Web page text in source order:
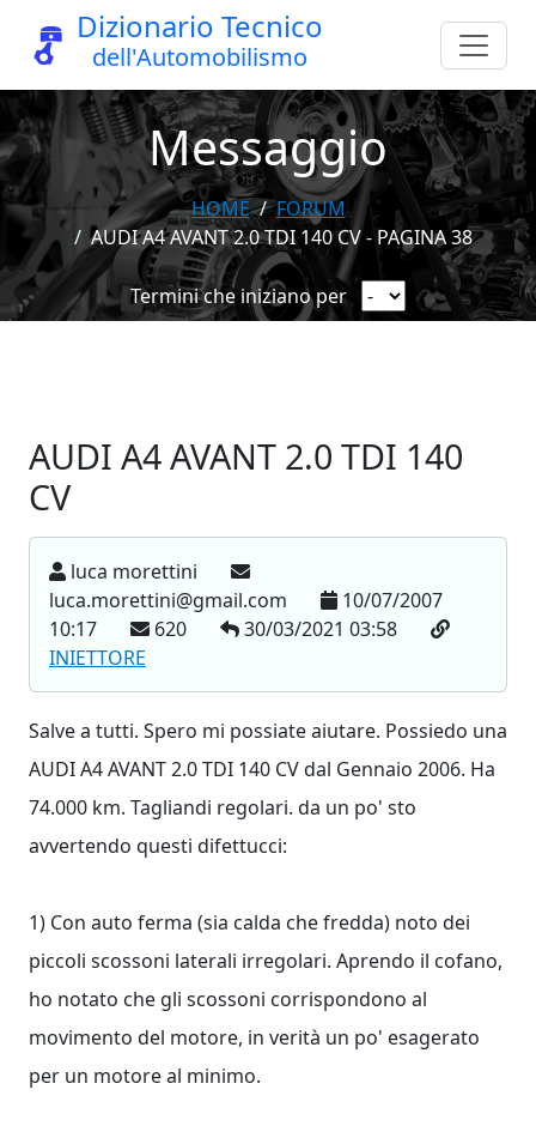
Dizionario Tecnico
dell'Automobilismo
Messaggio
HOME
FORUM
AUDI A4 AVANT 2.0 TDI 140 CV - PAGINA 38
Termini che iniziano per
AUDI A4 AVANT 2.0 TDI 140
CV
luca morettini
luca.morettini@gmail.com
10/07/2007
10:17
620
30/03/2021 03:58
INIETTORE
Salve a tutti. Spero mi possiate aiutare. Possiedo una
AUDI A4 AVANT 2.0 TDI 140 CV dal Gennaio 2006. Ha
74.000 km. Tagliandi regolari. da un po' sto
avvertendo questi difettucci:
1) Con auto ferma (sia calda che fredda) noto dei
piccoli scossoni laterali irregolari. Aprendo il cofano,
ho notato che gli scossoni corrispondono al
movimento del motore, in verità un po' esagerato
per un motore al minimo.